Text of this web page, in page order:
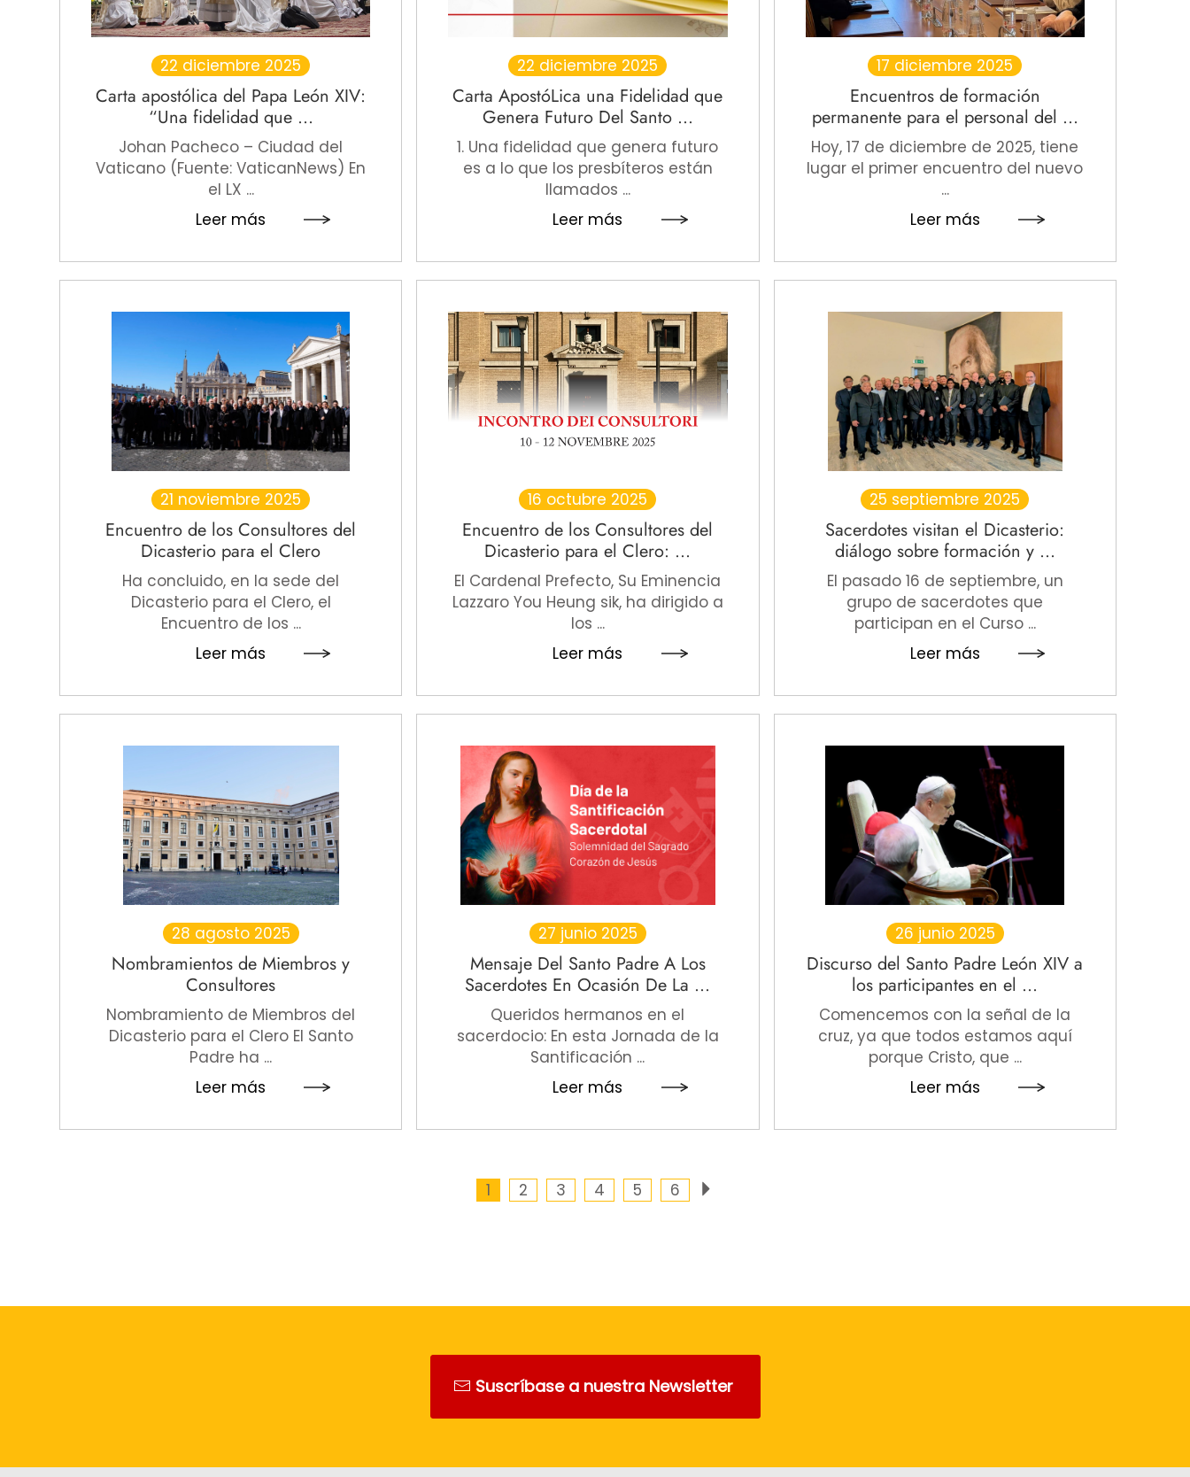
22 diciembre 2025
Carta apostólica del Papa León XIV:
“Una fidelidad que ...
Johan Pacheco – Ciudad del
Vaticano (Fuente: VaticanNews) En
el LX ...
Leer más
22 diciembre 2025
Carta ApostóLica una Fidelidad que
Genera Futuro Del Santo ...
1. Una fidelidad que genera futuro
es a lo que los presbíteros están
llamados ...
Leer más
17 diciembre 2025
Encuentros de formación
permanente para el personal del ...
Hoy, 17 de diciembre de 2025, tiene
lugar el primer encuentro del nuevo
...
Leer más
21 noviembre 2025
Encuentro de los Consultores del
Dicasterio para el Clero
Ha concluido, en la sede del
Dicasterio para el Clero, el
Encuentro de los ...
Leer más
16 octubre 2025
Encuentro de los Consultores del
Dicasterio para el Clero: ...
El Cardenal Prefecto, Su Eminencia
Lazzaro You Heung sik, ha dirigido a
los ...
Leer más
25 septiembre 2025
Sacerdotes visitan el Dicasterio:
diálogo sobre formación y ...
El pasado 16 de septiembre, un
grupo de sacerdotes que
participan en el Curso ...
Leer más
28 agosto 2025
Nombramientos de Miembros y
Consultores
Nombramiento de Miembros del
Dicasterio para el Clero El Santo
Padre ha ...
Leer más
27 junio 2025
Mensaje Del Santo Padre A Los
Sacerdotes En Ocasión De La ...
Queridos hermanos en el
sacerdocio: En esta Jornada de la
Santificación ...
Leer más
26 junio 2025
Discurso del Santo Padre León XIV a
los participantes en el ...
Comencemos con la señal de la
cruz, ya que todos estamos aquí
porque Cristo, que ...
Leer más
1 2 3 4 5 6
Suscríbase a nuestra Newsletter